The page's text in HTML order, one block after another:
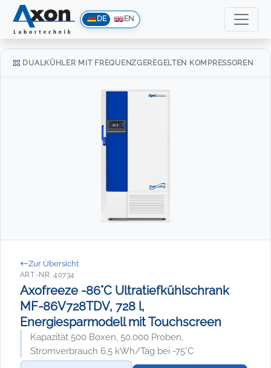
DE EN
DUALKÜHLER MIT FREQUENZGEREGELTEN KOMPRESSOREN
Zur Übersicht
ART.-NR. 40734
Axofreeze -86°C Ultratiefkühlschrank
MF-86V728TDV, 728 l,
Energiesparmodell mit Touchscreen
Kapazität 500 Boxen, 50.000 Proben,
Stromverbrauch 6,5 kWh/Tag bei -75°C